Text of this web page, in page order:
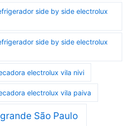
side by side electrolux
side by side electrolux
electrolux vila nivi
electrolux vila paiva
grande São Paulo